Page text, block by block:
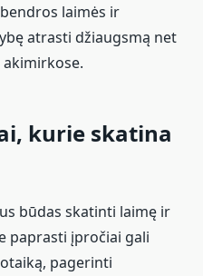
laimės ir
atrasti džiaugsmą net
kurie skatina
būdas skatinti laimę ir
paprasti įpročiai gali
pagerinti